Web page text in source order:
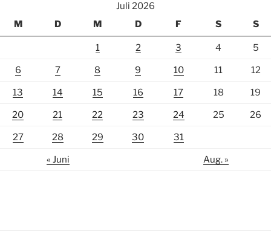
Juli 2026
M
D M D F S S
1 2 3 4 5
6 7 8 9 10 11 12
13 14 15 16 17 18 19
20 21 22 23 24 25 26
27 28 29 30 31
« Juni Aug. »